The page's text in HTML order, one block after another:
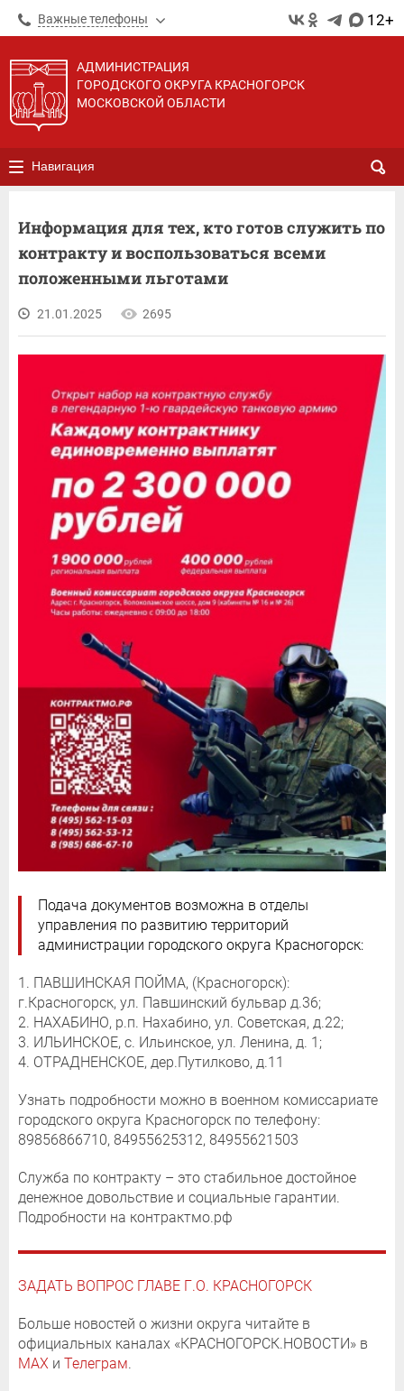
Важные телефоны 12+
АДМИНИСТРАЦИЯ
ГОРОДСКОГО ОКРУГА КРАСНОГОРСК
МОСКОВСКОЙ ОБЛАСТИ
Навигация
Информация для тех, кто готов служить по
контракту и воспользоваться всеми
положенными льготами
21.01.2025 2695
Подача документов возможна в отделы
управления по развитию территорий
администрации городского округа Красногорск:
1. ПАВШИНСКАЯ ПОЙМА, (Красногорск):
г.Красногорск, ул. Павшинский бульвар д.36;
2. НАХАБИНО, р.п. Нахабино, ул. Советская, д.22;
3. ИЛЬИНСКОЕ, с. Ильинское, ул. Ленина, д. 1;
4. ОТРАДНЕНСКОЕ, дер.Путилково, д.11
Узнать подробности можно в военном комиссариате
городского округа Красногорск по телефону:
89856866710, 84955625312, 84955621503
Служба по контракту – это стабильное достойное
денежное довольствие и социальные гарантии.
Подробности на контрактмо.рф
ЗАДАТЬ ВОПРОС ГЛАВЕ Г.О. КРАСНОГОРСК
Больше новостей о жизни округа читайте в
официальных каналах «КРАСНОГОРСК.НОВОСТИ» в
MAX и Телеграм.